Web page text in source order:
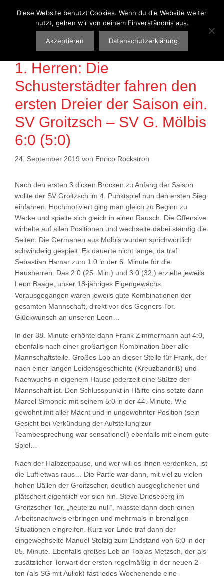
Menü
1. Herren: Die
Schusterstädter fahren den
ersten Dreier der Saison ein.
SV Groitzsch – SV G. Mölbis
6:0 (5:0)
24. September 2019 von Enrico Rockstroh
Nach den ersten 3 dicken Brocken zu Anfang der Saison
wollte der SV Groitzsch im 4. Punktspiel nun den ersten Sieg
einfahren. Hochmotiviert ging man gleich zu Beginn zu
Werke und spielte sich gleich in einen Rausch. Die Offensive
wirbelte auf allen Positionen und wechselte dabei ständig die
Seiten. Die Germanen aus Mölbis wurden sprichwörtlich
schwindelig gespielt. Es dauerte nicht lange, da traf
Sebastian Hamar zum 1:0 in der 6. Minute für die
Hausherren. Das 2:0 (25. Min.) und 3:0 (32.) erzielte jeweils
Leon Baage, unser 18-jähriges Eigengewächs.
Vorausgegangen waren jeweils gute Kombinationen der
gesamten Mannschaft, direkt vor des Gegners Tor.
Glückwunsch an unseren Leon…
In der 38. Minute erhöhte dann Frank Zimmermann auf 4:0,
ebenfalls nach einer großartigen Kombination über alle
Mannschaftsteile. Großes Lob an dieser Stelle für Frank, der
nach einer langen Leidensgeschichte (Kreuzbandriß) und
Nachwuchs in eigenem Hause jederzeit eine Stütze der
Mannschaft ist. Den Schlusspunkt in Hälfte eins setzte dann
Marcel Simoncic mit seinem 5:0 in der 44. Minute. Wie
gewohnt mit aller Macht und in ungewohnter Position (sein
Gesicht bei Verkündung der Aufstellung zur
Teambesprechung war sensationell) ebenfalls mit einem gute
Spiel…
Nach der Halbzeitpause, und wer will es ihnen verdenken, ist
die Luft etwas raus… Die Partie war dann, mit viel zu vielen
hohen Bällen der Groitzscher, deutlich ausgeglichener und
plätschert eigentlich vor sich hin. Steve Drieseberg im
Groitzscher Tor, „heute zu null“, musste dann doch einen
Arbeitsnachweis erbringen und mehrmals in brenzligen
Situationen eingreifen. Kurz vor Ende traf dann der
eingewechselte Manuel Stelzig zum Endstand von 6:0 in der
85. Minute. Ebenfalls großes Lob an Tobias Metzsch, der als
zusätzlicher Torwart der ersten regelmäßig in der neuen 2-
ten (als SG mit Auligk) fast jedes Wochenende eine
Diese Website benutzt Cookies. Wenn du die Website weiter
nutzt, gehen wir von deinem Einverständnis aus.
Akzeptieren Datenschutzerklärung